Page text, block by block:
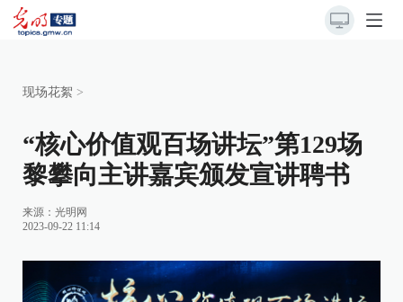
现场花絮 >
“核心价值观百场讲坛”第129场
黎攀向主讲嘉宾颁发宣讲聘书
来源： 光明网
2023-09-22 11:14